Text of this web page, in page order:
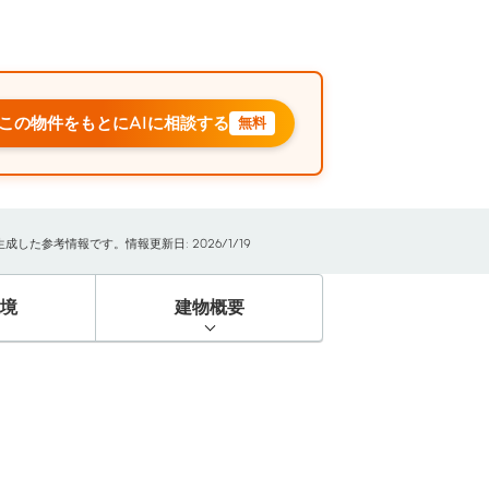
の物件をもとにAIに相談する 無料
した参考情報です。情報更新日: 2026/1/19
建物概要